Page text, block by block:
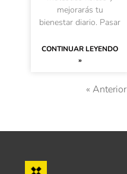
mejorarás tu
bienestar diario. Pasar
CONTINUAR LEYENDO
»
« Anterior